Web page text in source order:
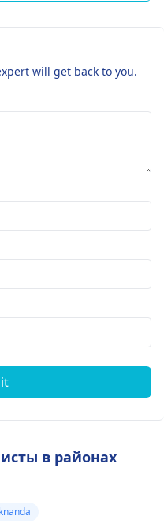
will get back to you.
в районах